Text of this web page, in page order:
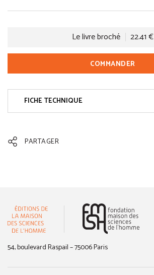
Le livre broché 22.41 €
COMMANDER
FICHE TECHNIQUE
PARTAGER
54, boulevard Raspail – 75006 Paris